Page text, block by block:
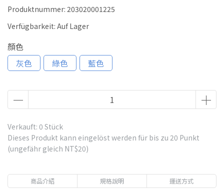
Produktnummer: 203020001225
Verfügbarkeit: Auf Lager
顏色
灰色
綠色 藍色
Verkauft: 0 Stück
Dieses Produkt kann eingelöst werden für bis zu 20 Punkt
(ungefähr gleich NT$20)
商品介紹 規格說明 運送方式